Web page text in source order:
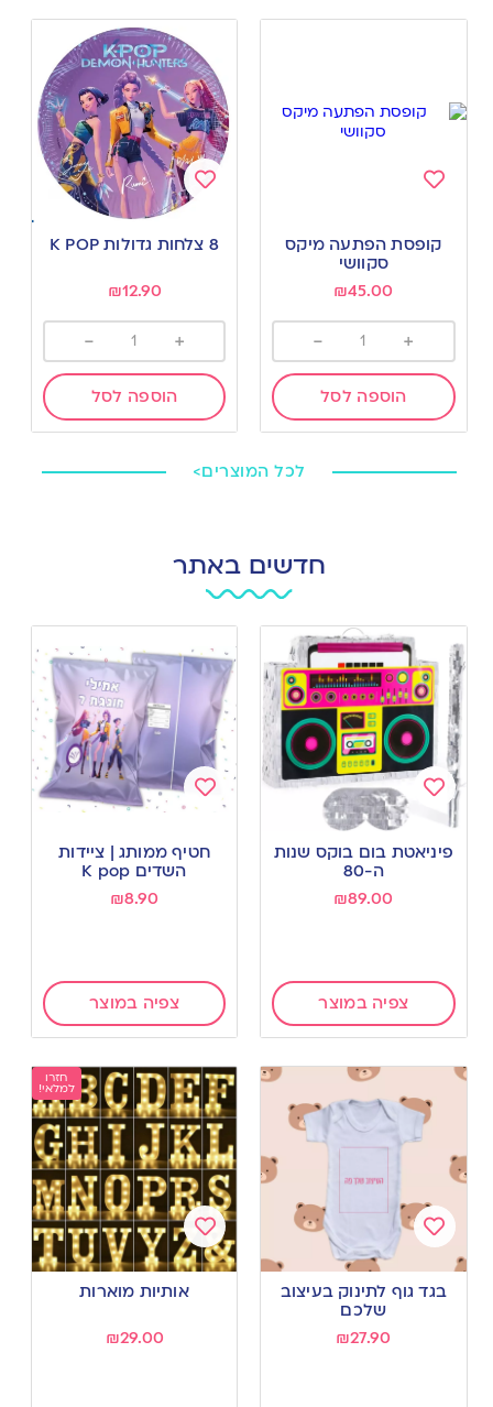
to
wishlist
קופסת הפתעה מיקס
סקוושי
₪45.00
+
-
הוספה לסל
to
wishlist
8 צלחות גדולות K POP
₪12.90
+
-
הוספה לסל
לכל המוצרים>
חדשים באתר
Add
to
wishlist
פיניאטת בום בוקס שנות
ה-80
₪89.00
צפיה במוצר
wishlist
חטיף ממותג | ציידות
השדים K pop
₪8.90
צפיה במוצר
to
wishlist
בגד גוף לתינוק בעיצוב
שלכם
₪27.90
חזרו
למלאי!
Add
wishlist
אותיות מוארות
₪29.00